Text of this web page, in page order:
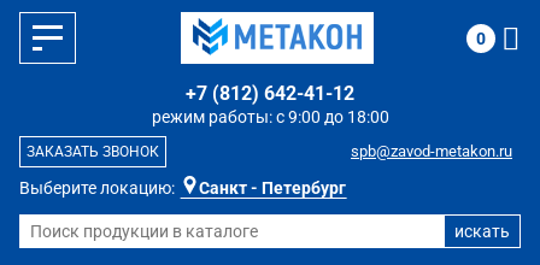
Выберите локацию: Санкт - Петербург
режим работы: с 9:00 до 18:00
+7 (812) 642-41-12
spb@zavod-metakon.ru
ЗАКАЗАТЬ ЗВОНОК
0